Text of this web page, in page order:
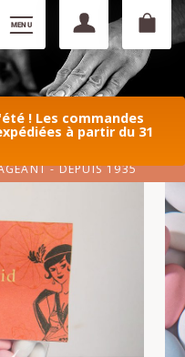
! Les commandes
à partir du 31
- DEPUIS 1935